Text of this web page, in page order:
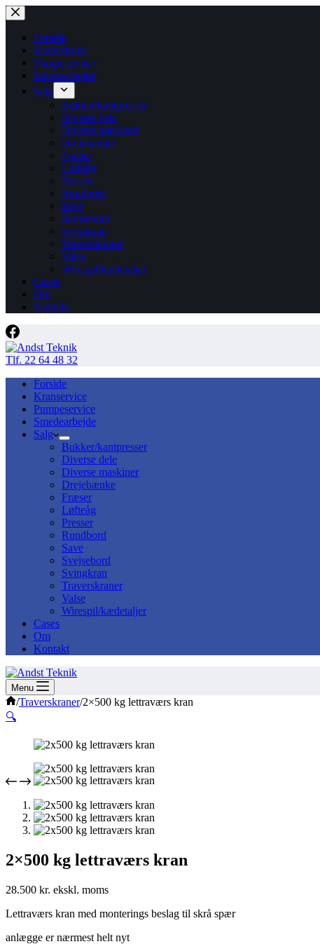
Fortsæt
til
indholdForside
Kranservice
Pumpeservice
Smedearbejde
Salg
Bukker/kantpresser
Diverse dele
Diverse maskiner
Drejebænke
Fræser
Løfteåg
Presser
Rundbord
Save
Svejsebord
Svingkran
Traverskraner
Valse
Wirespil/kædetaljer
Cases
Om
Kontakt
Tlf. 22 64 48 32
Forside
Kranservice
Pumpeservice
Smedearbejde
Salg
Bukker/kantpresser
Diverse dele
Diverse maskiner
Drejebænke
Fræser
Løfteåg
Presser
Rundbord
Save
Svejsebord
Svingkran
Traverskraner
Valse
Wirespil/kædetaljer
Cases
Om
Kontakt
Menu
Forside
/Traverskraner/2×500 kg lettraværs kran
🔍
2×500 kg lettraværs kran
28.500 kr.
Lettraværs kran med monterings beslag til skrå spær
anlægge er nærmest helt nyt